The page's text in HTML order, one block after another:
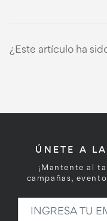
¿Este artículo ha
ÚNETE A
¡Mantente al
campañas,